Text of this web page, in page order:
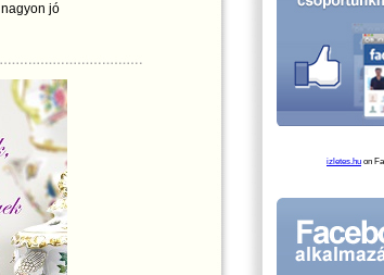
nagyon jó
izletes.hu on